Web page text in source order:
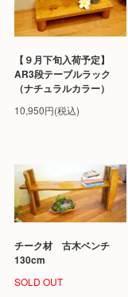
【９月下旬入荷予定】
AR3段テーブルラック
（ナチュラルカラー）
10,950円(税込)
チーク材 古木ベンチ
130cm
SOLD OUT